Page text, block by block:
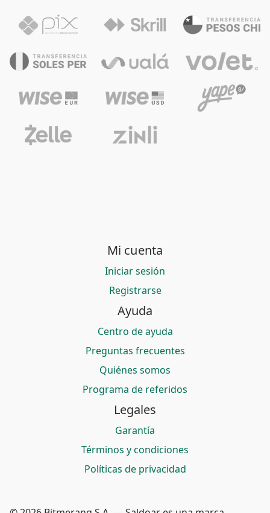
Mi cuenta
Iniciar sesión
Registrarse
Ayuda
Centro de ayuda
Preguntas frecuentes
Quiénes somos
Programa de referidos
Legales
Garantía
Términos y condiciones
Políticas de privacidad